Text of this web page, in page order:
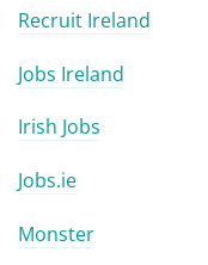
Recruit Ireland
Jobs Ireland
Irish Jobs
Jobs.ie
Monster